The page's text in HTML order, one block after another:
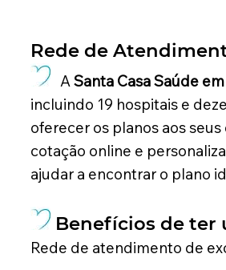
Rede de
ASanta Casa Saúde
incluindo 19 hospitais e
oferecer os planos aos
cotação online e
ajudar a encontrar o plano
Benefícios de ter
Rede de atendimento de